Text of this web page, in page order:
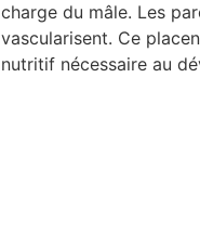
charge du mâle. Les
vascularisent. Ce
nutritif nécessaire au